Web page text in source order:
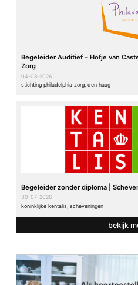
Begeleider Auditief – Hofje van
Zorg
04-08-2026
stichting philadelphia zorg, den haag
Begeleider zonder diploma |
30-07-2026
koninklijke kentalis, scheveningen
bekijk